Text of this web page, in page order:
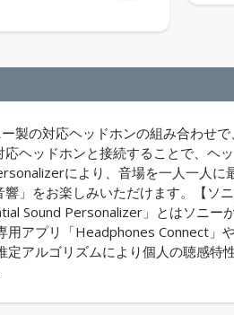
ー製の対応ヘッドホンの組み合わせ
ヘッドホンと接続することで、ヘ
により、音場を一人一人
」をお楽しみいただけます。【ソ
Sound Personalizer」とはソニー
用アプリ「Headphones Connect」
定アルゴリズムにより個人の聴感